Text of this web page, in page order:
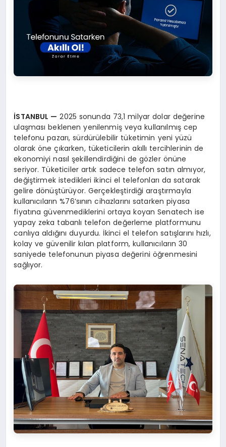
İSTANBUL — 2025 sonunda 73,1 milyar dolar değerine
ulaşması beklenen yenilenmiş veya kullanılmış cep
telefonu pazarı, sürdürülebilir tüketimin yeni yüzü
olarak öne çıkarken, tüketicilerin akıllı tercihlerinin de
ekonomiyi nasıl şekillendirdiğini de gözler önüne
seriyor. Tüketiciler artık sadece telefon satın almıyor,
değiştirmek istedikleri ikinci el telefonları da satarak
gelire dönüştürüyor. Gerçekleştirdiği araştırmayla
kullanıcıların %76’sının cihazlarını satarken piyasa
fiyatına güvenmediklerini ortaya koyan Senatech ise
yapay zeka tabanlı telefon değerleme platformunu
canlıya aldığını duyurdu. İkinci el telefon satışlarını hızlı,
kolay ve güvenilir kılan platform, kullanıcıların 30
saniyede telefonunun piyasa değerini öğrenmesini
sağlıyor.